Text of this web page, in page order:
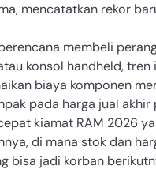
mencatatkan rekor
membeli
konsol handheld, tren
biaya komponen
pada harga jual akhir
kiamat RAM 2026
di mana stok dan
bisa jadi korban